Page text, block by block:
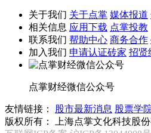
关于我们 关于点掌 媒体报道
相关信息 应用下载 点掌投教
联系我们 帮助中心 商务合作
加入我们 申请认证砖家 招贤
点掌财经微信公众号
友情链接： 股市最新消息 股票学
版权所有：
上海点掌文化科技股